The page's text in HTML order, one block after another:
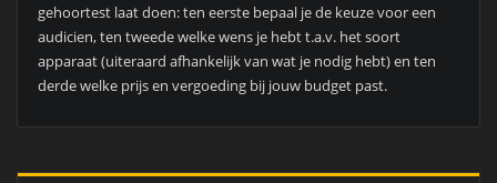
gehoortest laat doen: ten eerste bepaal je de keuze voor een
audicien, ten tweede welke wens je hebt t.a.v. het soort
apparaat (uiteraard afhankelijk van wat je nodig hebt) en ten
derde welke prijs en vergoeding bij jouw budget past.